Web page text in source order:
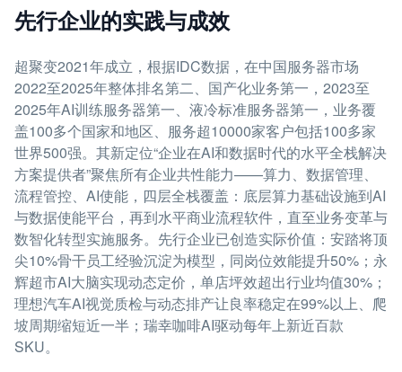
先行企业的实践与成效
超聚变2021年成立，根据IDC数据，在中国服务器市场
2022至2025年整体排名第二、国产化业务第一，2023至
2025年AI训练服务器第一、液冷标准服务器第一，业务覆
盖100多个国家和地区、服务超10000家客户包括100多家
世界500强。其新定位“企业在AI和数据时代的水平全栈解决
方案提供者”聚焦所有企业共性能力——算力、数据管理、
流程管控、AI使能，四层全栈覆盖：底层算力基础设施到AI
与数据使能平台，再到水平商业流程软件，直至业务变革与
数智化转型实施服务。先行企业已创造实际价值：安踏将顶
尖10%骨干员工经验沉淀为模型，同岗位效能提升50%；永
辉超市AI大脑实现动态定价，单店坪效超出行业均值30%；
理想汽车AI视觉质检与动态排产让良率稳定在99%以上、爬
坡周期缩短近一半；瑞幸咖啡AI驱动每年上新近百款
SKU。